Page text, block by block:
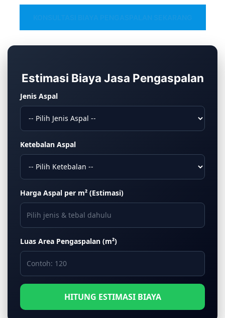
Estimasi Biaya Jasa Pengaspalan
Jenis Aspal
Ketebalan Aspal
Harga Aspal per m² (Estimasi)
Luas Area Pengaspalan (m²)
HITUNG ESTIMASI BIAYA